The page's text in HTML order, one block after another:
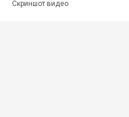
Скриншот видео